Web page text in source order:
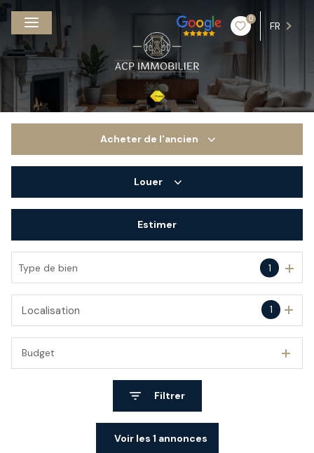
0
FR
Acheter de l'ancien
Louer
De l'immo pro
Estimer
Type de bien 1
1
Localisation
Budget
Filtrer
Voir les 1 annonces